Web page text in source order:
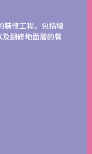
裝修工程，包括增
翻修地面層的餐
和內景。